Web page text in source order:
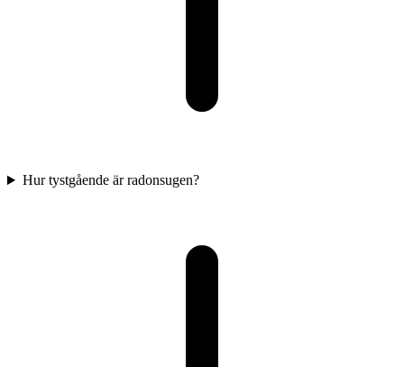
Hur tystgående är radonsugen?